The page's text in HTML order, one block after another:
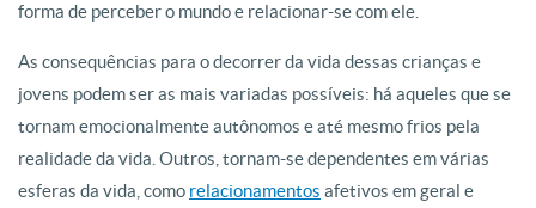
forma de perceber o mundo e relacionar-se com ele.
As consequências para o decorrer da vida dessas crianças e
jovens podem ser as mais variadas possíveis: há aqueles que se
tornam emocionalmente autônomos e até mesmo frios pela
realidade da vida. Outros, tornam-se dependentes em várias
esferas da vida, como relacionamentos afetivos em geral e